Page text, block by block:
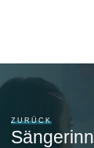
ZURÜCK